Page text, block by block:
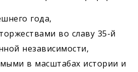
года,
во славу 35-й
независимости,
в масштабах истории и